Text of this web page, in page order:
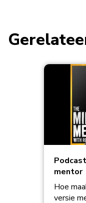
mentor
Hoe
versie